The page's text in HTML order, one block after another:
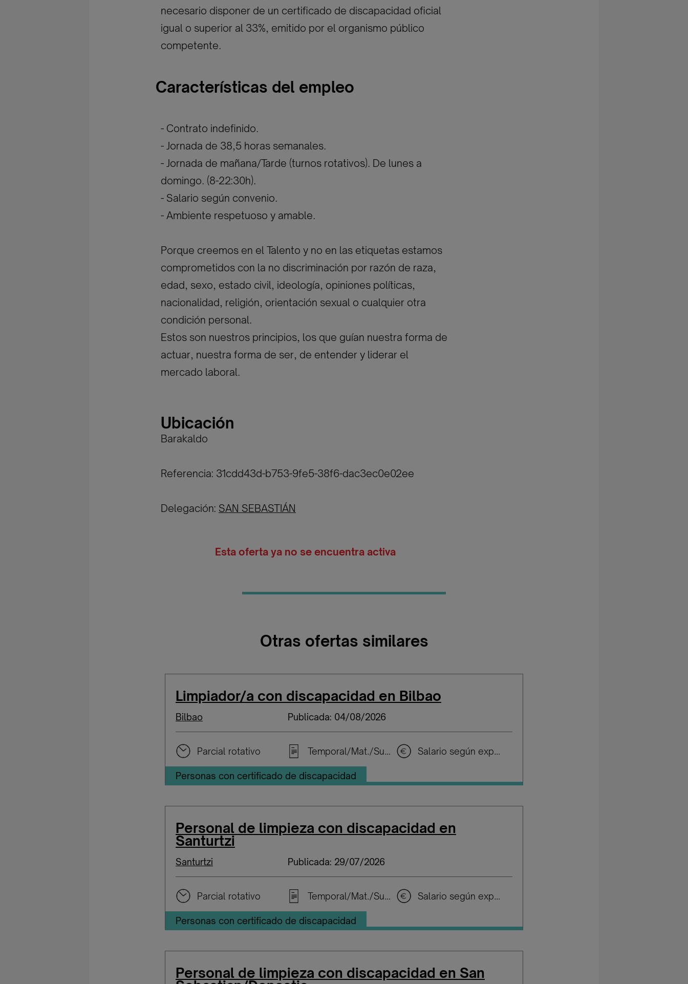
necesario disponer de un certificado de discapacidad oficial
igual o superior al 33%, emitido por el organismo público
competente.
Características del empleo
- Contrato indefinido.
- Jornada de 38,5 horas semanales.
- Jornada de mañana/Tarde (turnos rotativos). De lunes a
domingo. (8-22:30h).
- Salario según convenio.
- Ambiente respetuoso y amable.
Porque creemos en el Talento y no en las etiquetas estamos
comprometidos con la no discriminación por razón de raza,
edad, sexo, estado civil, ideología, opiniones políticas,
nacionalidad, religión, orientación sexual o cualquier otra
condición personal.
Estos son nuestros principios, los que guían nuestra forma de
actuar, nuestra forma de ser, de entender y liderar el
mercado laboral.
Ubicación
Barakaldo
Referencia: 31cdd43d-b753-9fe5-38f6-dac3ec0e02ee
Delegación: SAN SEBASTIÁN
Esta oferta ya no se encuentra activa
Otras ofertas similares
Limpiador/a con discapacidad en Bilbao
Bilbao Publicada: 04/08/2026
Parcial rotativo Temporal/Mat./Sustitución/... Salario según experiencia
Personas con certificado de discapacidad
Personal de limpieza con discapacidad en
Santurtzi
Santurtzi Publicada: 29/07/2026
Parcial rotativo Temporal/Mat./Sustitución/... Salario según experiencia
Personas con certificado de discapacidad
Personal de limpieza con discapacidad en San